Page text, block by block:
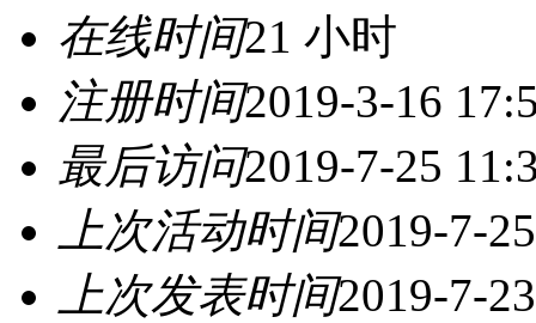
在线时间21 小时
注册时间2019-3-16
最后访问2019-7-25
上次活动时间2019-7-
上次发表时间2019-7-